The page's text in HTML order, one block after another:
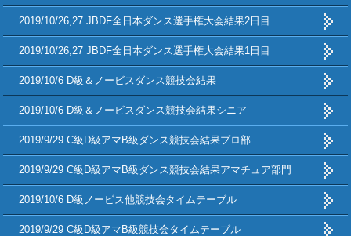
2019/10/26,27 JBDF全日本ダンス選手権大会結果2日目
2019/10/26,27 JBDF全日本ダンス選手権大会結果1日目
2019/10/6 D級＆ノービスダンス競技会結果
2019/10/6 D級＆ノービスダンス競技会結果シニア
2019/9/29 C級D級アマB級ダンス競技会結果プロ部
2019/9/29 C級D級アマB級ダンス競技会結果アマチュア部門
2019/10/6 D級ノービス他競技会タイムテーブル
2019/9/29 C級D級アマB級競技会タイムテーブル